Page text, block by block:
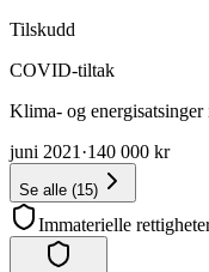
Tilskudd
COVID-tiltak
Klima- og energisatsinger
juni 2021 ·140 000 kr
Se alle (15)
Immaterielle